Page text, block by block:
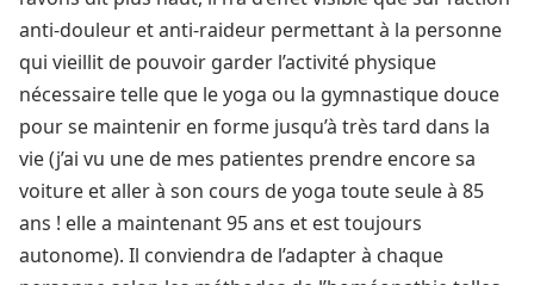
anti-douleur et anti-raideur permettant à la personne
qui vieillit de pouvoir garder l’activité physique
nécessaire telle que le yoga ou la gymnastique douce
pour se maintenir en forme jusqu’à très tard dans la
vie (j’ai vu une de mes patientes prendre encore sa
voiture et aller à son cours de yoga toute seule à 85
ans ! elle a maintenant 95 ans et est toujours
autonome). Il conviendra de l’adapter à chaque